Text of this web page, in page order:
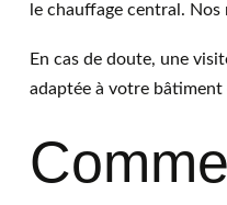
le chauffage central.
En cas de doute, une
adaptée à votre bâtiment